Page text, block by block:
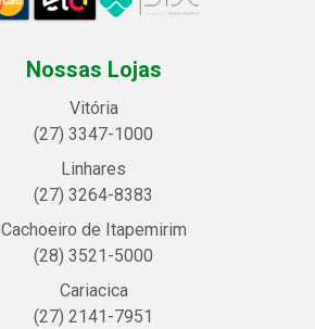
Nossas Lojas
Vitória
(27) 3347-1000
Linhares
(27) 3264-8383
Cachoeiro de Itapemirim
(28) 3521-5000
Cariacica
(27) 2141-7951